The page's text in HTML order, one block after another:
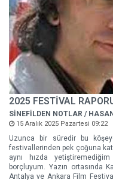
2025 FESTİVAL
SİNEFİLDEN NOTLAR /
15 Aralık 2025 Pazartesi 09:22
Uzunca bir süredir bu
festivallerinden pek çoğuna
aynı hızda
borçluyum. Yazın ortasında
Antalya ve Ankara Film